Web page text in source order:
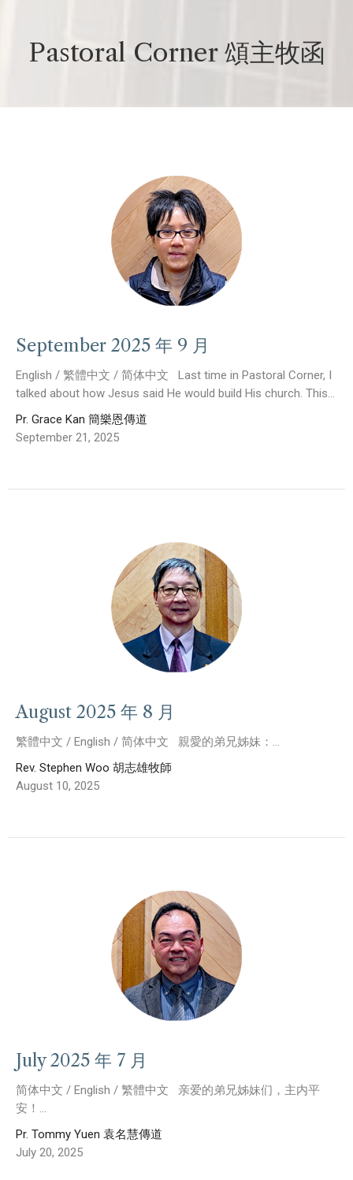
Pastoral Corner 頌主牧函
September 2025 年 9 月
English / 繁體中文 / 简体中文 Last time in Pastoral Corner, I
talked about how Jesus said He would build His church. This...
Pr. Grace Kan 簡樂恩傳道
September 21, 2025
August 2025 年 8 月
繁體中文 / English / 简体中文 親愛的弟兄姊妹：...
Rev. Stephen Woo 胡志雄牧師
August 10, 2025
July 2025 年 7 月
简体中文 / English / 繁體中文 亲爱的弟兄姊妹们，主内平
安！...
Pr. Tommy Yuen 袁名慧傳道
July 20, 2025